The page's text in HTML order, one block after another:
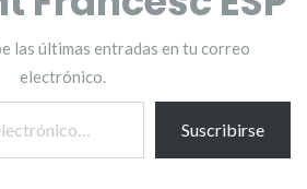
las últimas entradas en tu correo
electrónico.
Suscribirse